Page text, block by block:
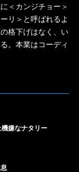
＜カンジチョー＞
リ＞と呼ばれるよ
格下げはなく、い
。本業はコーディ
嫌なナタリー